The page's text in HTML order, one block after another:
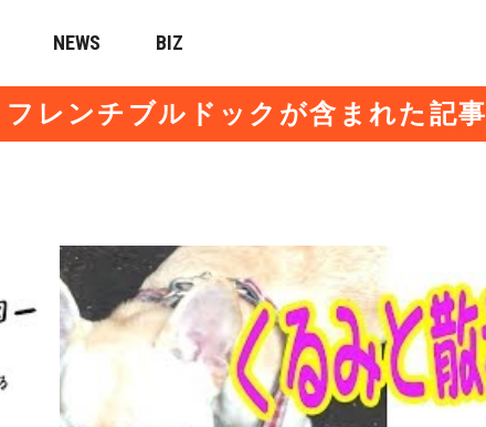
NEWS BIZ
フレンチブルドックが含まれた記事